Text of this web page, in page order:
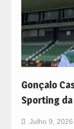
Gonçalo
Sporting
Julho 9, 2026